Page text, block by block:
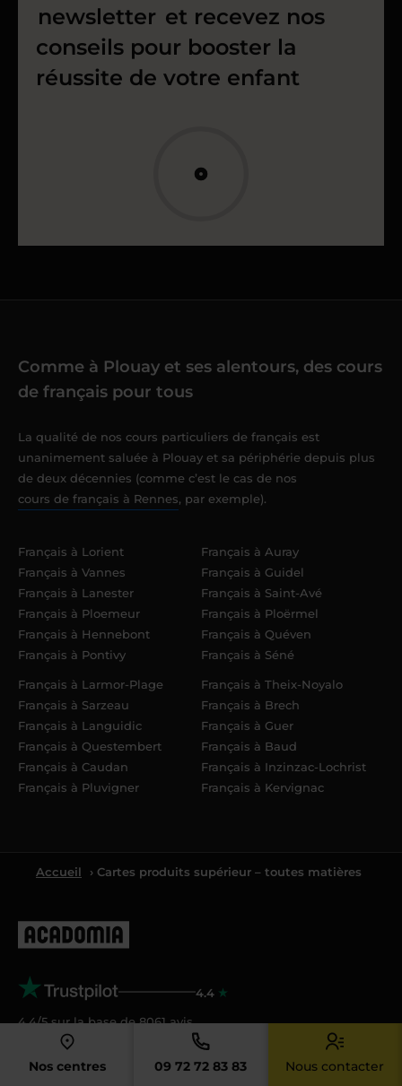
Nos centres 09 72 72 83 83 Nous contacter
newsletter et recevez nos
conseils pour booster la
réussite de votre enfant
Comme à Plouay et ses alentours, des cours
de français pour tous
La qualité de nos cours particuliers de français est
unanimement saluée à Plouay et sa périphérie depuis plus
de deux décennies (comme c’est le cas de nos
cours de français à Rennes, par exemple).
Français à Lorient
Français à Vannes
Français à Lanester
Français à Ploemeur
Français à Hennebont
Français à Pontivy
Français à Auray
Français à Guidel
Français à Saint-Avé
Français à Ploërmel
Français à Quéven
Français à Séné
Français à Larmor-Plage
Français à Sarzeau
Français à Languidic
Français à Questembert
Français à Caudan
Français à Pluvigner
Français à Theix-Noyalo
Français à Brech
Français à Guer
Français à Baud
Français à Inzinzac-Lochrist
Français à Kervignac
Accueil › Cartes produits supérieur – toutes matières
4.4
4.4/5 sur la base de8061avis
Acadomia